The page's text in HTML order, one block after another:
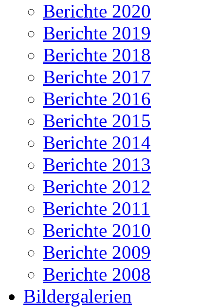
Berichte 2020
Berichte 2019
Berichte 2018
Berichte 2017
Berichte 2016
Berichte 2015
Berichte 2014
Berichte 2013
Berichte 2012
Berichte 2011
Berichte 2010
Berichte 2009
Berichte 2008
Bildergalerien